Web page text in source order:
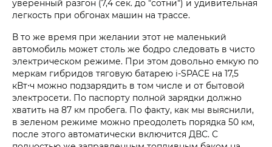
уверенный разгон (7,4 сек. до "сотни") и удивительная
легкость при обгонах машин на трассе.
В то же время при желании этот не маленький
автомобиль может столь же бодро следовать в чисто
электрическом режиме. При этом довольно емкую по
меркам гибридов тяговую батарею i‑SPACE на 17,5
кВт⋅ч можно подзарядить в том числе и от бытовой
электросети. По паспорту полной зарядки должно
хватить на 87 км пробега. По факту, как мы выяснили,
в зеленом режиме можно преодолеть порядка 50 км,
после этого автоматически включится ДВС. С